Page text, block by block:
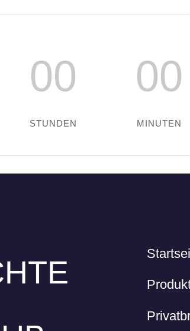
00
STUNDEN
00
MINUTEN